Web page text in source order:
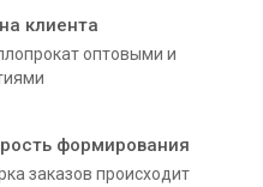
клиента
оптовыми и
формирования
заказов происходит